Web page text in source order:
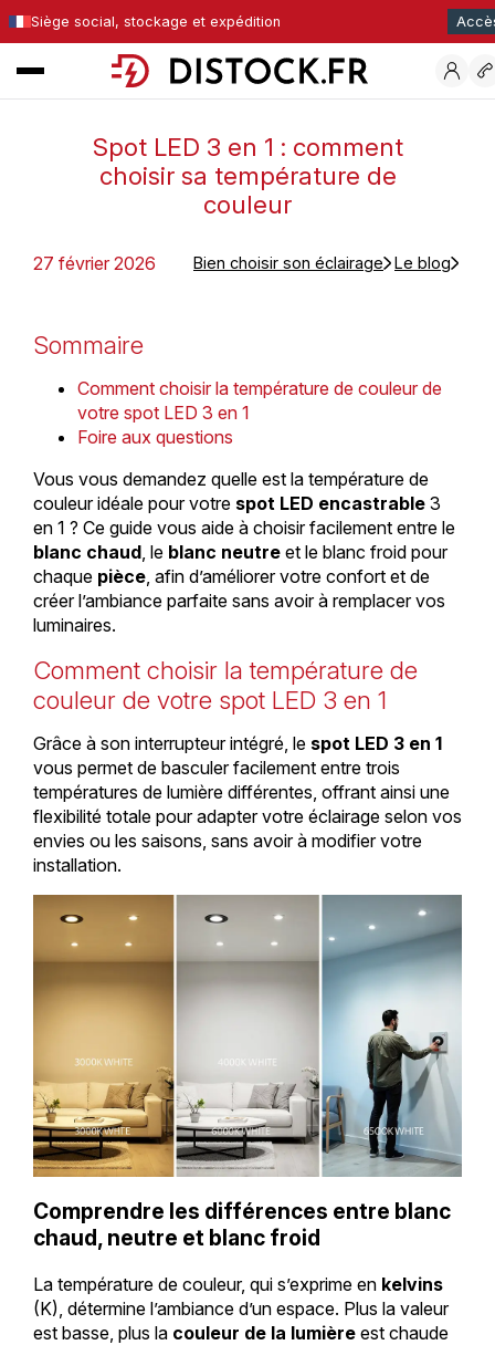
Siège social, stockage et expédition
Spot LED 3 en 1 : comment
choisir sa température de
couleur
27 février 2026 Bien choisir son éclairage Le blog
Sommaire
Comment choisir la température de couleur de
votre spot LED 3 en 1
Foire aux questions
Vous vous demandez quelle est la température de
couleur idéale pour votre spot LED encastrable 3
en 1 ? Ce guide vous aide à choisir facilement entre le
blanc chaud, le blanc neutre et le blanc froid pour
chaque pièce, afin d’améliorer votre confort et de
créer l’ambiance parfaite sans avoir à remplacer vos
luminaires.
Comment choisir la température de
couleur de votre spot LED 3 en 1
Grâce à son interrupteur intégré, le spot LED 3 en 1
vous permet de basculer facilement entre trois
températures de lumière différentes, offrant ainsi une
flexibilité totale pour adapter votre éclairage selon vos
envies ou les saisons, sans avoir à modifier votre
installation.
Comprendre les différences entre blanc
chaud, neutre et blanc froid
La température de couleur, qui s’exprime en kelvins
(K), détermine l’ambiance d’un espace. Plus la valeur
est basse, plus la couleur de la lumière est chaude